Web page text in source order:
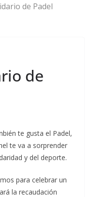
de Padel
de
te gusta el Padel,
te va a sorprender
y del deporte.
para celebrar un
la recaudación